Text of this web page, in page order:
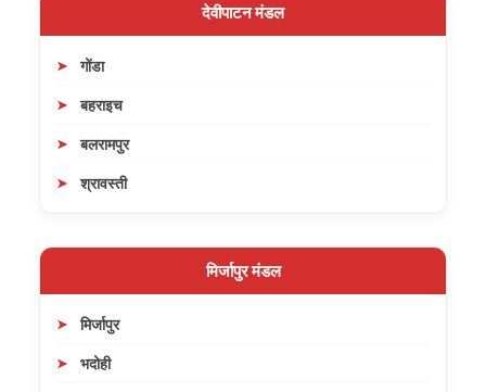
देवीपाटन मंडल
गोंडा
बहराइच
बलरामपुर
श्रावस्ती
मिर्जापुर मंडल
मिर्जापुर
भदोही